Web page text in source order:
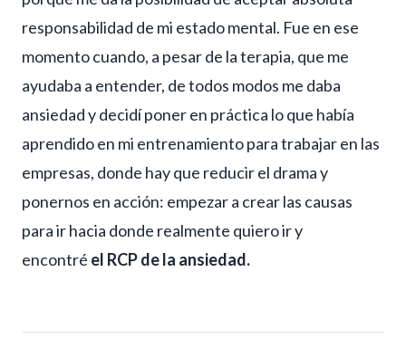
responsabilidad de mi estado mental. Fue en ese
momento cuando, a pesar de la terapia, que me
ayudaba a entender, de todos modos me daba
ansiedad y decidí poner en práctica lo que había
aprendido en mi entrenamiento para trabajar en las
empresas, donde hay que reducir el drama y
ponernos en acción: empezar a crear las causas
para ir hacia donde realmente quiero ir y
encontré el RCP de la ansiedad.